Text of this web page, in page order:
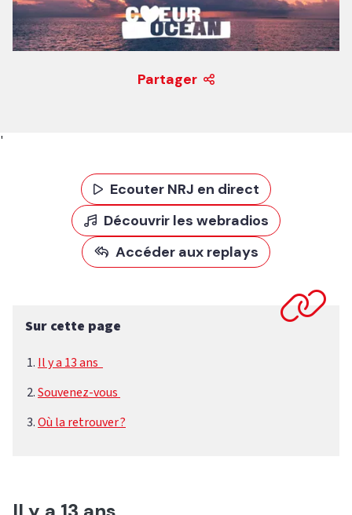
Partager
'
Ecouter NRJ en direct
Découvrir les webradios
Accéder aux replays
Sur cette page
Il y a 13 ans
Souvenez-vous
Où la retrouver ?